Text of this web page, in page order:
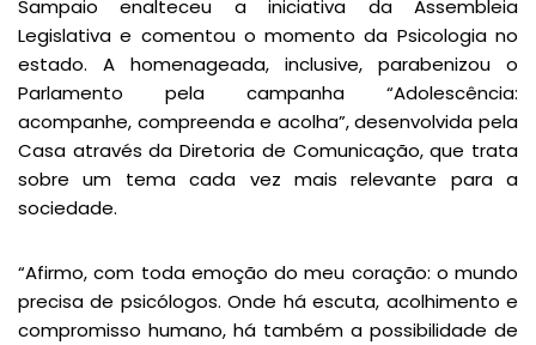
Sampaio enalteceu a iniciativa da Assembleia
Legislativa e comentou o momento da Psicologia no
estado. A homenageada, inclusive, parabenizou o
Parlamento pela campanha “Adolescência:
acompanhe, compreenda e acolha”, desenvolvida pela
Casa através da Diretoria de Comunicação, que trata
sobre um tema cada vez mais relevante para a
sociedade.
“Afirmo, com toda emoção do meu coração: o mundo
precisa de psicólogos. Onde há escuta, acolhimento e
compromisso humano, há também a possibilidade de